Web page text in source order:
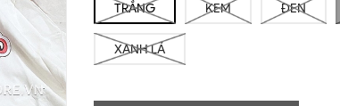
TRẮNG KEM ĐEN
XANH LÁ